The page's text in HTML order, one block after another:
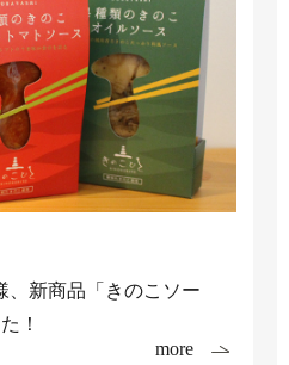
、新商品「きのこソー
！
more